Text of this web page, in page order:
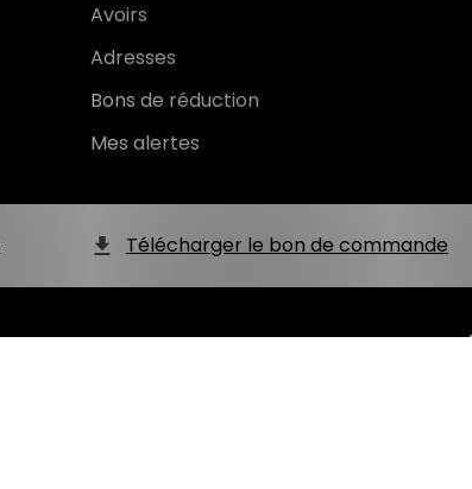
Avoirs
Adresses
Bons de réduction
Mes alertes
Télécharger le bon de commande